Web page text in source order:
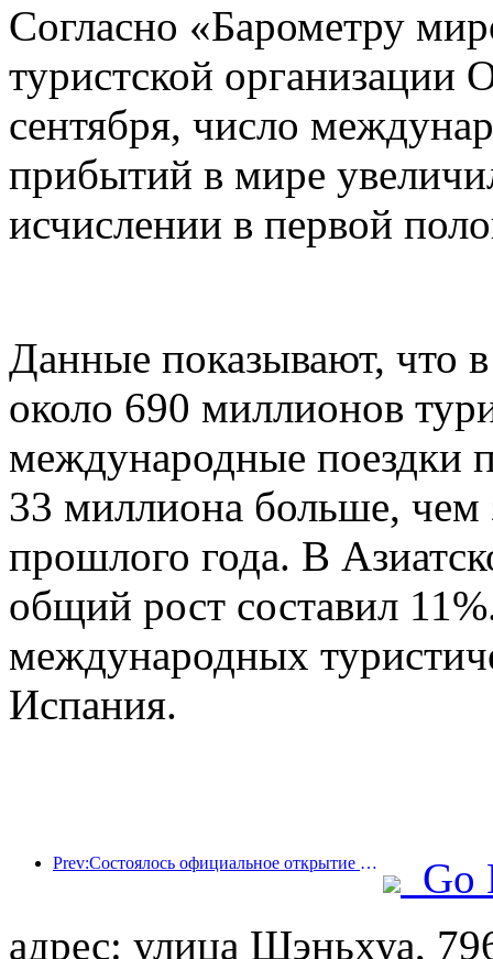
Согласно «Барометру
туристской
сентября, число
прибытий в мире
исчислении в первой
Данные показывают, что
около 690 миллионов
международные поездки
33 миллиона больше, чем
прошлого года. В
общий рост составил
международных
Испания.
Prev:Состоялось официальное открытие четырех культурных объектов, включая недавно построенный «Зал поэзии Цзиньлин» в живописном районе озера Сюаньу в Нанкине.
Go
адрес: улица Шэньхуа,